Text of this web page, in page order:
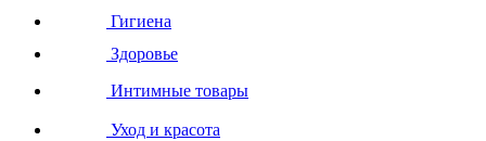
Гигиена
Здоровье
Интимные товары
Уход и красота